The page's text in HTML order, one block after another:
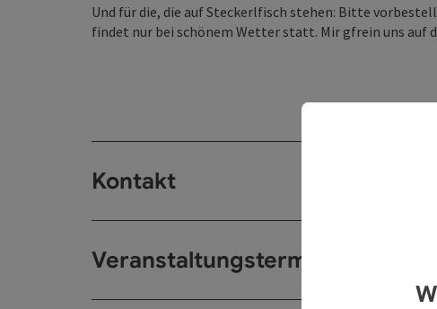
Und für die, die auf Steckerlfisch stehen: Bitte
findet nur bei schönem Wetter statt. Mir gfrein uns auf
Kontakt
Veranstaltungstermin/e